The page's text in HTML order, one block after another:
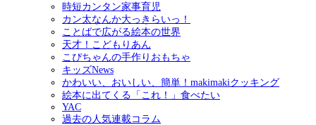
時短カンタン家事育児
カン太なんか大っきらいっ！
ことばで広がる絵本の世界
天才！こどもりあん
こぴちゃんの手作りおもちゃ
キッズNews
かわいい、おいしい、簡単！makimakiクッキング
絵本に出てくる「これ！」食べたい
YAC
過去の人気連載コラム